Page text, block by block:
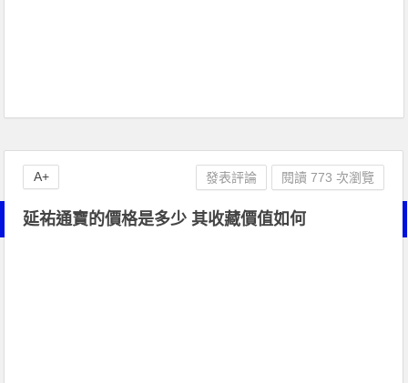
延祐通寶的價格是多少 其收藏價值如何
發表評論 閱讀 773 次瀏覽
A+